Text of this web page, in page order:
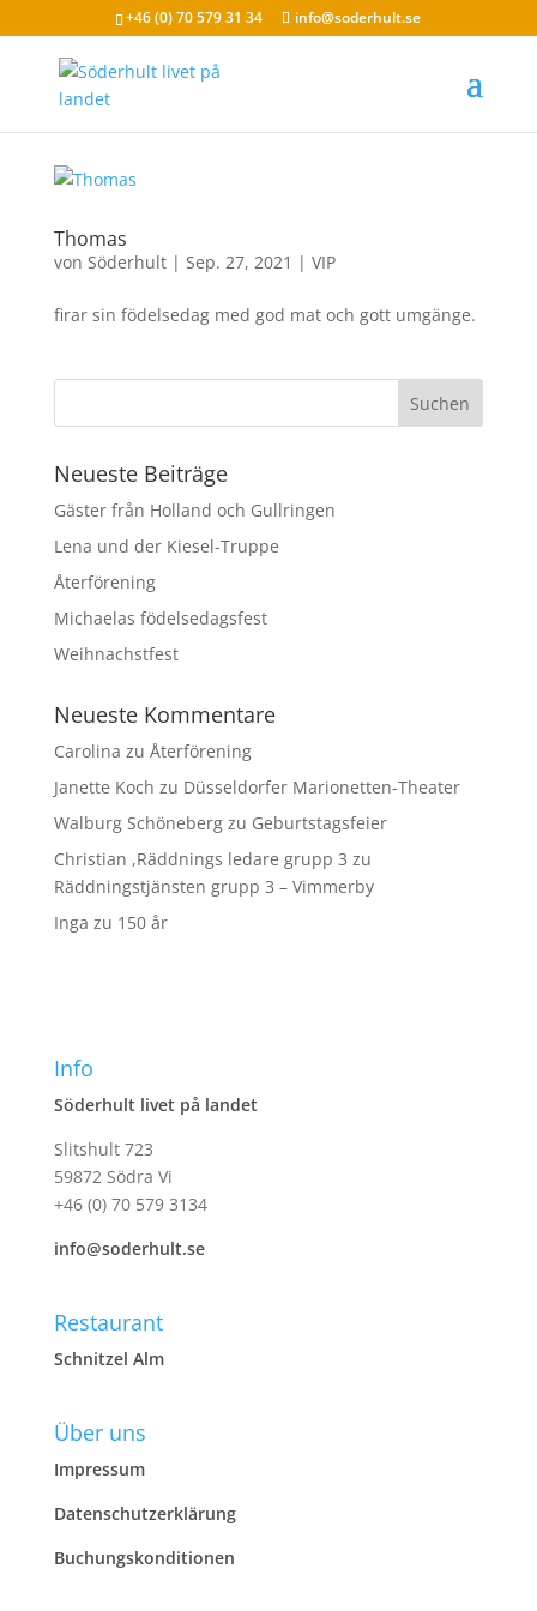
+46 (0) 70 579 31 34 info@soderhult.se
Thomas
von Söderhult| Sep. 27, 2021 | VIP
firar sin födelsedag med god mat och gott umgänge.
Neueste Beiträge
Gäster från Holland och Gullringen
Lena und der Kiesel-Truppe
Återförening
Michaelas födelsedagsfest
Weihnachstfest
Neueste Kommentare
Carolina zu Återförening
Janette Koch zu Düsseldorfer Marionetten-Theater
Walburg Schönebergzu Geburtstagsfeier
Christian ,Räddnings ledare grupp 3 zu
Räddningstjänsten grupp 3 – Vimmerby
Inga zu 150 år
Info
Söderhult livet på landet
Slitshult 723
59872 Södra Vi
+46 (0) 70 579 3134
info@soderhult.se
Restaurant
Schnitzel Alm
Über uns
Impressum
Datenschutzerklärung
Buchungskonditionen